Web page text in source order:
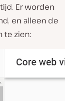
Er worden
en alleen de
te zien: